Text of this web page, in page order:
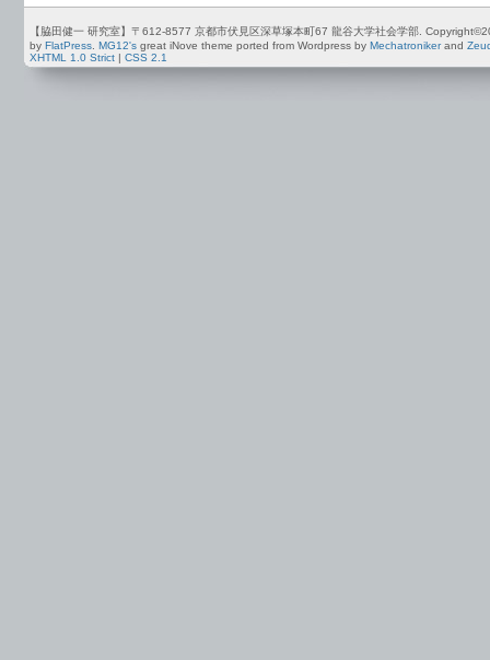
【脇田健一 研究室】〒612-8577 京都市伏見区深草塚本町67 龍谷大学社会学部.
by FlatPress. MG12's great iNove theme ported from Wordpress by Mechatronikerand
XHTML 1.0 Strict
CSS 2.1